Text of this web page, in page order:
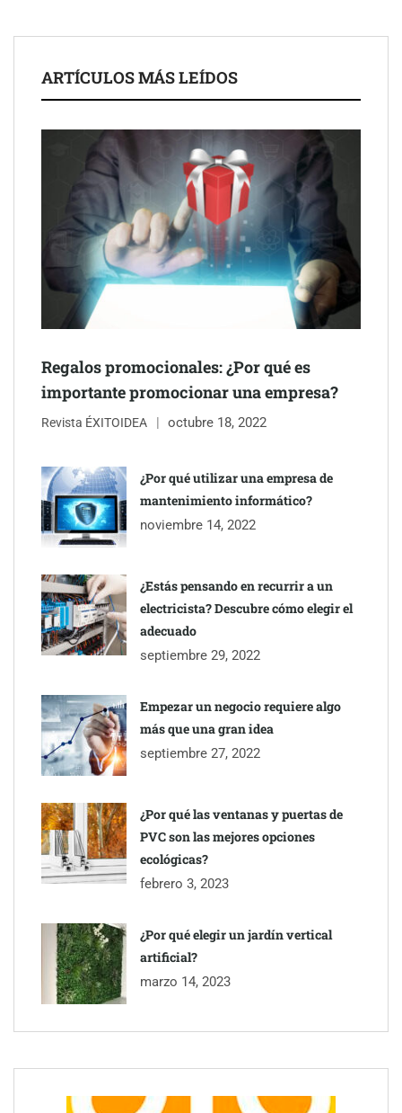
Schaeffler mejora su rentabilidad en el primer semestre de 2026
NOVA: innovación y diseño que transforman espacios de la
mano de Tormo Franquicias
ARTÍCULOS MÁS LEÍDOS
Regalos promocionales: ¿Por qué es
importante promocionar una empresa?
Revista ÉXITOIDEA octubre 18, 2022
¿Por qué utilizar una empresa de
mantenimiento informático?
noviembre 14, 2022
¿Estás pensando en recurrir a un
electricista? Descubre cómo elegir el
adecuado
septiembre 29, 2022
Empezar un negocio requiere algo
más que una gran idea
septiembre 27, 2022
¿Por qué las ventanas y puertas de
PVC son las mejores opciones
ecológicas?
febrero 3, 2023
¿Por qué elegir un jardín vertical
artificial?
marzo 14, 2023